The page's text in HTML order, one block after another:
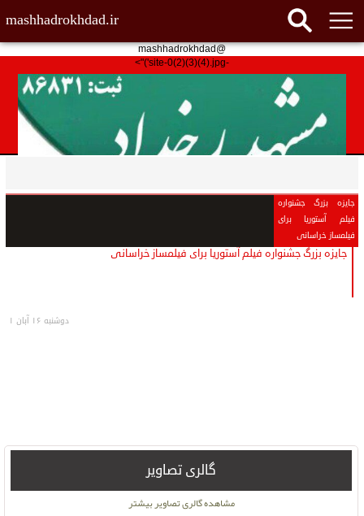
@mashhadrokhdad
mashhadrokhdad.ir
-site-0(2)(3)(4).jpg')">
جایزه بزرگ جشنواره
فیلم آستوریا برای
فیلمساز خراسانی
گالری تصاویر
مشاهده گالری تصاویر بیشتر